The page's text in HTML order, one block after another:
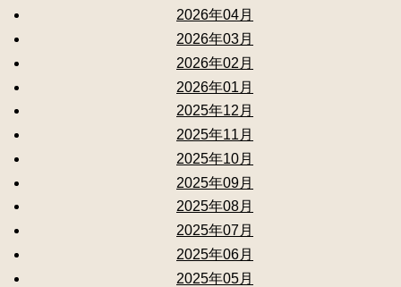
2026年04月
2026年03月
2026年02月
2026年01月
2025年12月
2025年11月
2025年10月
2025年09月
2025年08月
2025年07月
2025年06月
2025年05月